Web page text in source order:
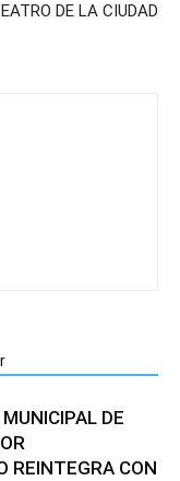
DE LA CIUDAD
DE
REINTEGRA CON